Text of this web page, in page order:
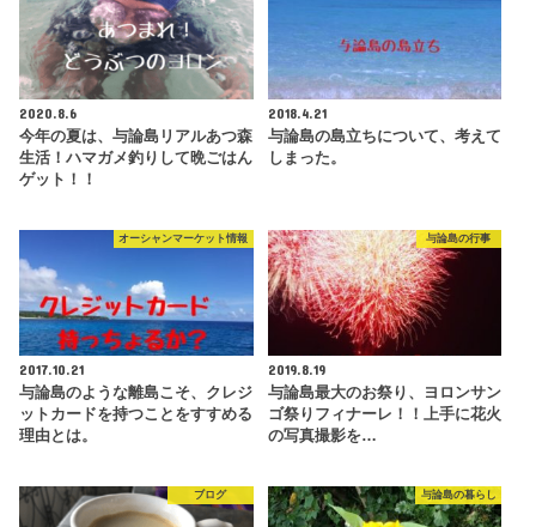
2020.8.6
今年の夏は、与論島リアルあつ森
生活！ハマガメ釣りして晩ごはん
ゲット！！
2018.4.21
与論島の島立ちについて、考えて
しまった。
オーシャンマーケット情報
2017.10.21
与論島のような離島こそ、クレジ
ットカードを持つことをすすめる
理由とは。
与論島の行事
2019.8.19
与論島最大のお祭り、ヨロンサン
ゴ祭りフィナーレ！！上手に花火
の写真撮影を…
ブログ 与論島の暮らし